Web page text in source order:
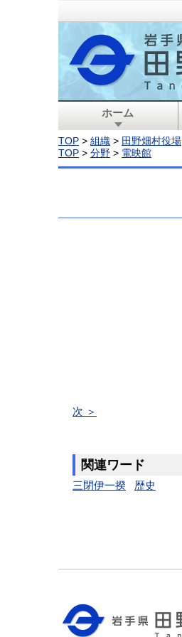
ホーム
TOP > 組織 > 田野畑村役場
TOP > 分野 > 電映館
次 ＞
関連ワード
三閉伊一揆 歴史